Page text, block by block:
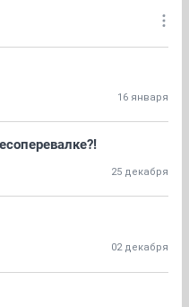
16 января
25 декабря
02 декабря